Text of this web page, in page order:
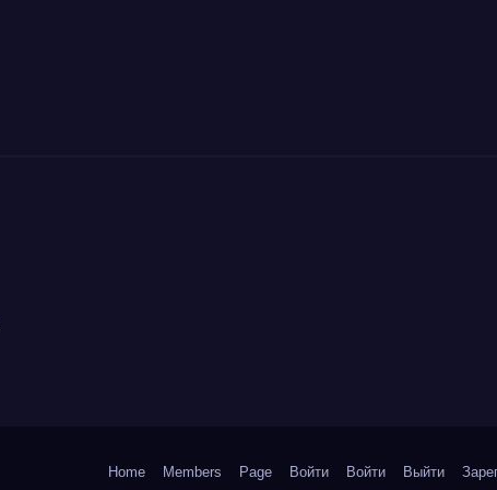
Home Members Page Войти Войти Выйти